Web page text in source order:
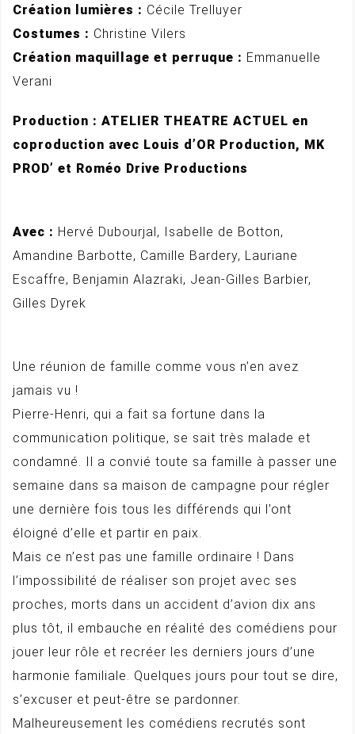
Création lumières : Cécile Trelluyer
Costumes : Christine Vilers
Création maquillage et perruque : Emmanuelle
Verani
Production : ATELIER THEATRE ACTUEL en
coproduction avec Louis d’OR Production, MK
PROD’ et Roméo Drive Productions
Avec : Hervé Dubourjal, Isabelle de Botton,
Amandine Barbotte, Camille Bardery, Lauriane
Escaffre, Benjamin Alazraki, Jean-Gilles Barbier,
Gilles Dyrek
Une réunion de famille comme vous n’en avez
jamais vu !
Pierre-Henri, qui a fait sa fortune dans la
communication politique, se sait très malade et
condamné. Il a convié toute sa famille à passer une
semaine dans sa maison de campagne pour régler
une dernière fois tous les différends qui l’ont
éloigné d’elle et partir en paix.
Mais ce n’est pas une famille ordinaire ! Dans
l’impossibilité de réaliser son projet avec ses
proches, morts dans un accident d’avion dix ans
plus tôt, il embauche en réalité des comédiens pour
jouer leur rôle et recréer les derniers jours d’une
harmonie familiale. Quelques jours pour tout se dire,
s’excuser et peut-être se pardonner.
Malheureusement les comédiens recrutés sont